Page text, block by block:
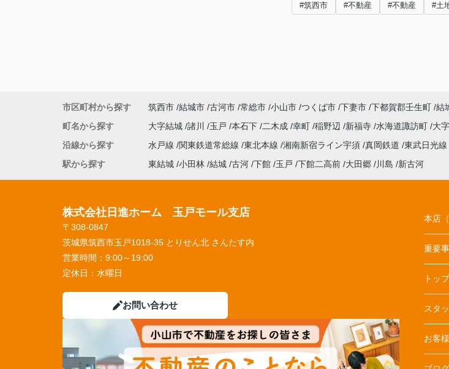
#筑西市 #不動産 #不動産 #土
市区町村から探す 筑西市 結城市 古河市 常総市 小山市 つくば市 下妻市 下都賀郡壬生町 結
町名から探す
大字結城 諸川 玉戸 本石下 二木成 幸町 稲野辺 新福寺 水海道諏訪町 大
沿線から探す
水戸線 関東鉄道常総線 東北本線 湘南新宿ライン宇須 真岡鉄道 東武日光線
駅から探す
東結城 小田林 結城 古河 下館 玉戸 下館二高前 大田郷 川島 新古河
株式会社日進ホーム 玉戸モール支店
〒308-0847
茨城県筑西市玉戸1018-35 とりせん北 さんたす内
営業時間： 9:00～19:00
定休日： 水曜日
お問い合わせ
本店
重要
トッ
スタ
お客